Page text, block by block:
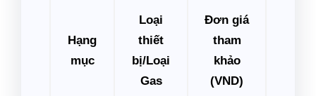
Hạng
mục
Loại
thiết
bị/Loại
Gas
Đơn giá
tham
khảo
(VND)